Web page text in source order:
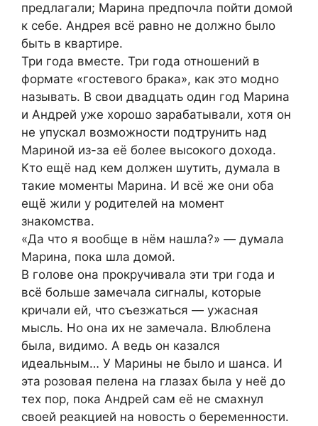
предлагали; Марина предпочла пойти домой
к себе. Андрея всё равно не должно было
быть в квартире.
Три года вместе. Три года отношений в
формате «гостевого брака», как это модно
называть. В свои двадцать один год Марина
и Андрей уже хорошо зарабатывали, хотя он
не упускал возможности подтрунить над
Мариной из-за её более высокого дохода.
Кто ещё над кем должен шутить, думала в
такие моменты Марина. И всё же они оба
ещё жили у родителей на момент
знакомства.
«Да что я вообще в нём нашла?» ― думала
Марина, пока шла домой.
В голове она прокручивала эти три года и
всё больше замечала сигналы, которые
кричали ей, что съезжаться ― ужасная
мысль. Но она их не замечала. Влюблена
была, видимо. А ведь он казался
идеальным… У Марины не было и шанса. И
эта розовая пелена на глазах была у неё до
тех пор, пока Андрей сам её не смахнул
своей реакцией на новость о беременности.